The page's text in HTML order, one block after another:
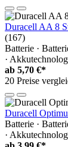
Duracell AA 8
(167)
Batterie ·
·
ab 5,70 €*
20 Preise
Duracell
Batterie ·
·